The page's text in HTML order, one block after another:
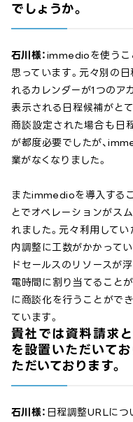
でしょうか。
石川様： immedioを使うこ
思っています。元々別の
れるカレンダーが1つのア
表示される日程候補がと
商談設定された場合も日
が都度必要でしたが、
業がなくなりました。
またimmedioを導入する
とでオペレーションがス
れました。元々利用して
内調整に工数がかかって
ドセールスのリソースが
電時間に割り当てること
に商談化を行うことがで
ています。
貴社では資料請求
を設置いただいて
ただいております。
石川様： 日程調整URLにつ